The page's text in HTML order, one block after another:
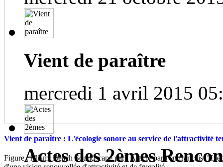
Vient de paraître : L'écologie sonore au service de l'attractivité
Figure : Miami Beach Soundscape park Article paru en français
Vient de paraître
mercredi 1 avril 2015
Actes des 2èmes